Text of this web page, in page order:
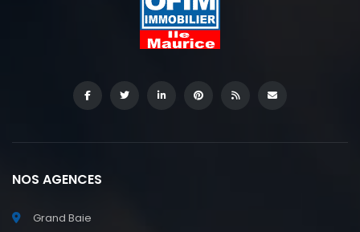
NOS AGENCES
Grand Baie